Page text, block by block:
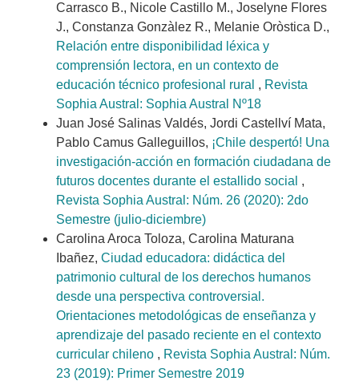
Carrasco B., Nicole Castillo M., Joselyne Flores
J., Constanza Gonzàlez R., Melanie Oròstica D.,
Relación entre disponibilidad léxica y
comprensión lectora, en un contexto de
educación técnico profesional rural , Revista
Sophia Austral: Sophia Austral Nº18
Juan José Salinas Valdés, Jordi Castellví Mata,
Pablo Camus Galleguillos, ¡Chile despertó! Una
investigación-acción en formación ciudadana de
futuros docentes durante el estallido social ,
Revista Sophia Austral: Núm. 26 (2020): 2do
Semestre (julio-diciembre)
Carolina Aroca Toloza, Carolina Maturana
Ibañez, Ciudad educadora: didáctica del
patrimonio cultural de los derechos humanos
desde una perspectiva controversial.
Orientaciones metodológicas de enseñanza y
aprendizaje del pasado reciente en el contexto
curricular chileno , Revista Sophia Austral: Núm.
23 (2019): Primer Semestre 2019